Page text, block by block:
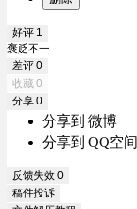
好评 1
褒贬不一
差评 0
收藏 0
分享 0
分享到 微博
分享到 QQ空间
反馈失效 0
稿件投诉